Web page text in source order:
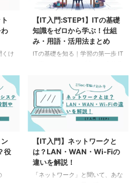
くけ
イン
すく
ト
な
ま
け
ン
て
ネ
【IT入門:STEP1】ITの基礎
知識をゼロから学ぶ！仕組
み・用語・活用法まとめ
ITの基礎を知る｜学習の第一歩 IT
テップでは「ITとは何か」「イン
ターネットの仕組み」「OSの役
割」「クラウドの考え方」「ネッ
トワークの基本」という5つのテ
ーマを押さえます。 これらはど
れも普段の生活や仕事で必ず関わ
る要素であり、次のステップでパ
ソコンやプログラミングを学ぶと
きの土台になります。 まずはこ
こで全体の流れをつかみ、自分が
役
【IT入門】ネットワークと
は？LAN・WAN・Wi-Fiの
違いを解説！
「ネットワーク」と聞いて、あな